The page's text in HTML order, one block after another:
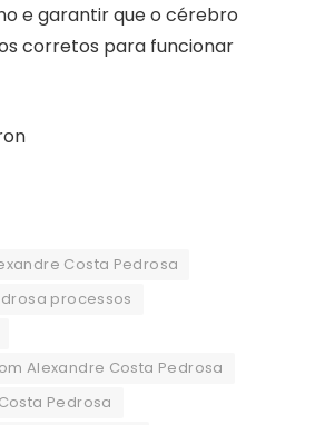
e garantir que o cérebro
corretos para funcionar
Costa Pedrosa
processos
Alexandre Costa Pedrosa
Pedrosa